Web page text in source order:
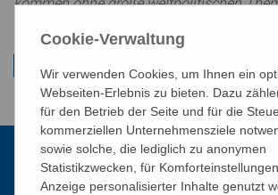
Kontakt
Cookie-Verwaltung
Wir verwenden Cookies, um Ihnen ein
Webseiten-Erlebnis zu bieten. Dazu
für den Betrieb der Seite und für die
kommerziellen Unternehmensziele
sowie solche, die lediglich zu anonymen
Statistikzwecken, für
Anzeige personalisierter Inhalte genutzt